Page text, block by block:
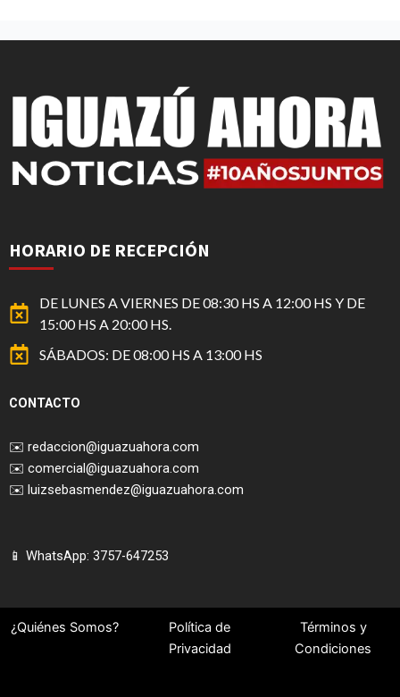
HORARIO DE RECEPCIÓN
DE LUNES A VIERNES DE 08:30 HS A 12:00 HS Y DE
15:00 HS A 20:00 HS.
SÁBADOS: DE 08:00 HS A 13:00 HS
CONTACTO
✉️ redaccion@iguazuahora.com
✉️ comercial@iguazuahora.com
✉️ luizsebasmendez@iguazuahora.com
📱 WhatsApp: 3757-647253
¿Quiénes Somos?
Política de
Privacidad
Términos y
Condiciones